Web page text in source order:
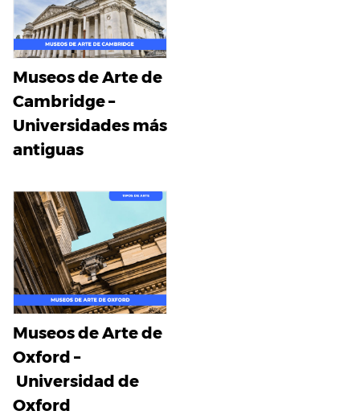
Museos de Arte de
Cambridge –
Universidades más
antiguas
Museos de Arte de
Oxford –
Universidad de
Oxford